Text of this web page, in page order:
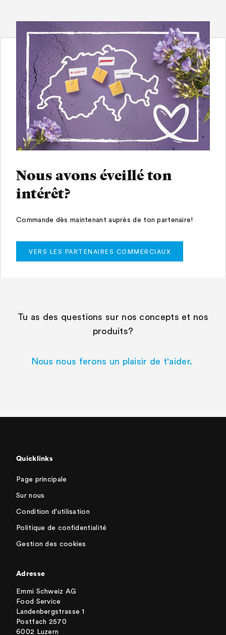
Nous avons éveillé ton
intérêt?
Commande dès maintenant auprès de ton partenaire!
VERS LES PARTENAIRES COMMERCIAUX
Tu as des questions sur nos concepts et nos
produits?
Nous nous ferons un plaisir de t'aider.
Quicklinks
Page principale
Sur nous
Condition d'utilisation
Politique de confidentialité
Gestion des cookies
Adresse
Emmi Schweiz AG
Food Service
Landenbergstrasse 1
Postfach 2570
6002 Luzern